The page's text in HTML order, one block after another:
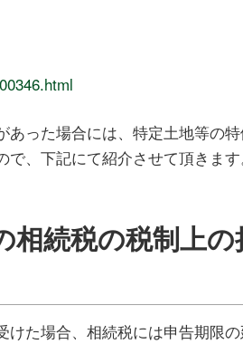
った場合には、特定土地等の
、下記にて紹介させて頂きます
相続税の税制上の
た場合、相続税には申告期限